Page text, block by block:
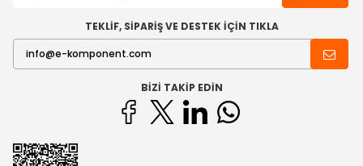
TEKLİF, SİPARİŞ VE DESTEK İÇİN TIKLA
BIZI TAKIP EDIN